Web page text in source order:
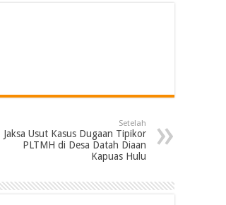
Setelah
Jaksa Usut Kasus Dugaan Tipikor
PLTMH di Desa Datah Diaan
Kapuas Hulu